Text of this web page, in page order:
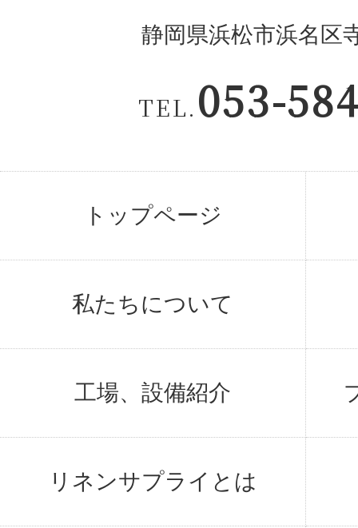
静岡県浜松市浜名区
TEL. 053-
トップページ
私たちについて
工場、設備紹介
リネンサプライとは